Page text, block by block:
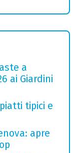
a
ai Giardini
tipici e
apre